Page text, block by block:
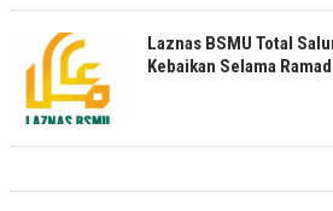
Laznas BSMU Total
Kebaikan Selama